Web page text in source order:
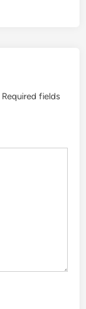
Required fields